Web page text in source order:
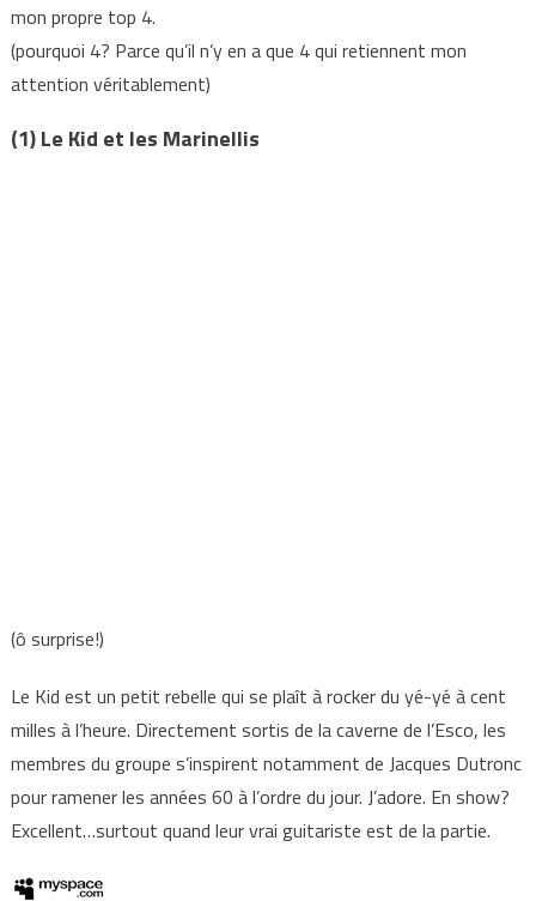
mon propre top 4.
(pourquoi 4? Parce qu’il n’y en a que 4 qui retiennent mon
attention véritablement)
(1) Le Kid et les Marinellis
(ô surprise!)
Le Kid est un petit rebelle qui se plaît à rocker du yé-yé à cent
milles à l’heure. Directement sortis de la caverne de l’Esco, les
membres du groupe s’inspirent notamment de Jacques Dutronc
pour ramener les années 60 à l’ordre du jour. J’adore. En show?
Excellent…surtout quand leur vrai guitariste est de la partie.